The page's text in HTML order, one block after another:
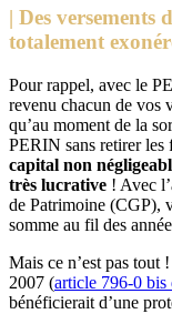
| Des versements
totalement
Pour rappel, avec le
revenu chacun de vos
qu’au moment de la
PERIN sans retirer les
capital non
très lucrative ! Avec
de Patrimoine (CGP),
somme au fil des
Mais ce n’est pas tout
2007 (article 796-0
bénéficierait d’une